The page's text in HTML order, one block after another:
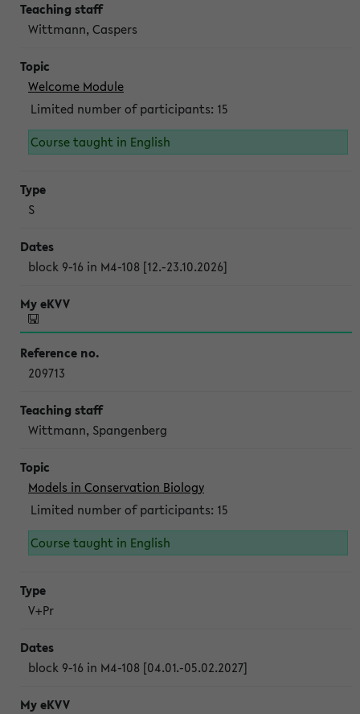
Wittmann, Caspers
Welcome Module
Limited number of participants: 15
Course taught in English
S
block 9-16 in M4-108 [12.-23.10.2026]
209713
Wittmann, Spangenberg
Models in Conservation Biology
Limited number of participants: 15
Course taught in English
V+Pr
block 9-16 in M4-108 [04.01.-05.02.2027]